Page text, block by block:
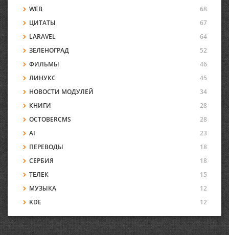
WEB
68
ЦИТАТЫ
67
LARAVEL
64
ЗЕЛЕНОГРАД
52
ФИЛЬМЫ
46
ЛИНУКС
45
НОВОСТИ МОДУЛЕЙ
34
КНИГИ
28
OCTOBERCMS
28
AI
23
ПЕРЕВОДЫ
18
СЕРБИЯ
18
ТЕЛЕК
15
МУЗЫКА
12
KDE
12